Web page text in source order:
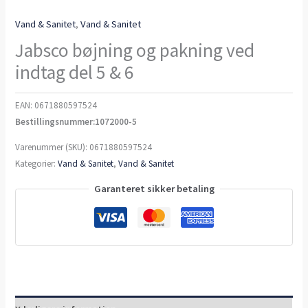
Vand & Sanitet,Vand & Sanitet
Jabsco bøjning og pakning ved
indtag del 5 & 6
EAN: 0671880597524
Bestillingsnummer:1072000-5
Varenummer (SKU): 0671880597524
Kategorier:Vand & Sanitet,Vand & Sanitet
Garanteret sikker betaling